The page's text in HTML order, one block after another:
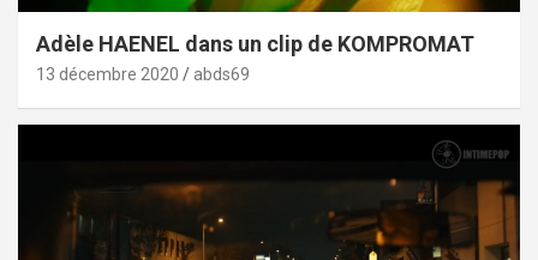
Adèle HAENEL dans un clip de KOMPROMAT
13 décembre 2020 abds69